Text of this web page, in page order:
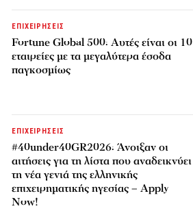
ΕΠΙΧΕΙΡΗΣΕΙΣ
Fortune Global 500: Αυτές είναι οι 10
εταιρείες με τα μεγαλύτερα έσοδα
παγκοσμίως
ΕΠΙΧΕΙΡΗΣΕΙΣ
#40under40GR2026: Άνοιξαν οι
αιτήσεις για τη λίστα που αναδεικνύει
τη νέα γενιά της ελληνικής
επιχειρηματικής ηγεσίας – Apply
Now!